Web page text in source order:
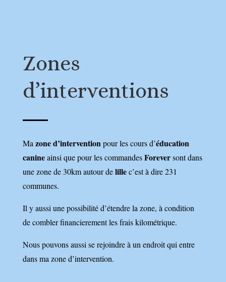
Zones
d’interventions
Ma zone d’intervention pour les cours d’éducation
canineainsi que pour les commandesForeversont dans
une zone de 30km autour delillec’est à dire 231
communes.
Il y aussi une possibilité d’étendre la zone, à condition
de combler financierement les frais kilométrique.
Nous pouvons aussi se rejoindre à un endroit qui entre
dans ma zone d’intervention.